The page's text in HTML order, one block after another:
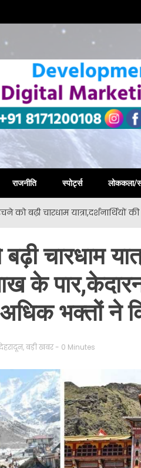
राजनीति स्पोर्ट्स लोककला/
को बढ़ी चारधाम
चारधाम
के
भक्तों ने
,बड़ी खबर - 0 Minutes